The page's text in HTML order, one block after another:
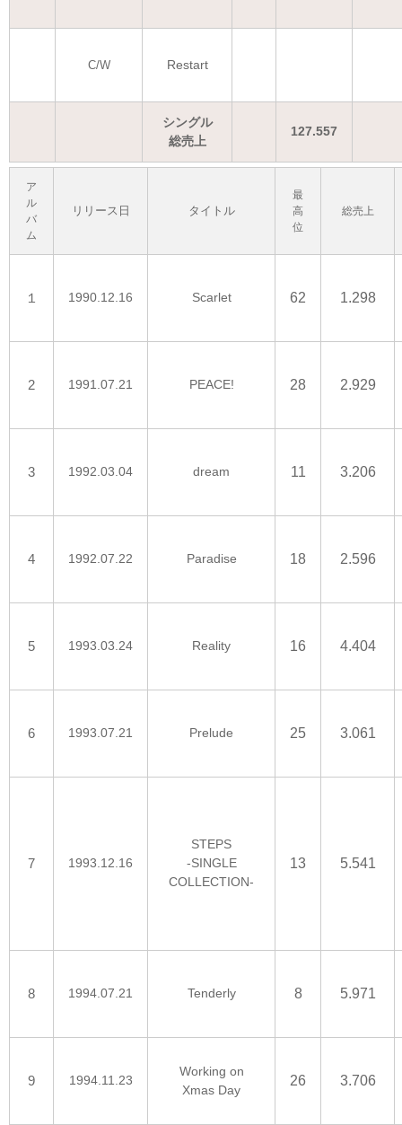
C/W Restart
シングル
総売上
127.557
ア
ル
バ
ム
リリース日 タイトル
最
高
位
総売上
１ 1990.12.16 Scarlet 62 1.298
2 1991.07.21 PEACE! 28 2.929
3 1992.03.04 dream 11 3.206
4 1992.07.22 Paradise 18 2.596
5 1993.03.24 Reality 16 4.404
6 1993.07.21 Prelude 25 3.061
7 1993.12.16
STEPS
-SINGLE
COLLECTION-
13 5.541
8 1994.07.21 Tenderly 8 5.971
9 1994.11.23
Working on
Xmas Day
26 3.706